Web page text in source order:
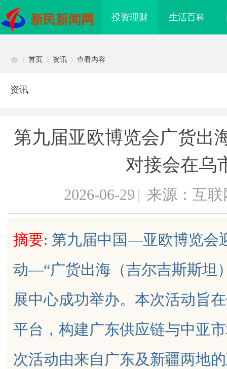
新民新闻网 投资理财 生活百科
uz
首页 资讯 查看内容
资讯
第九届亚欧博览会广货出
对接会在乌
2026-06-29 | 来源：互联
摘要: 第九届中国—亚欧博览会
动—“广货出海（吉尔吉斯斯坦
展中心成功举办。本次活动旨
平台，构建广东供应链与中亚
次活动由来自广东及新疆两地
制造解决方案